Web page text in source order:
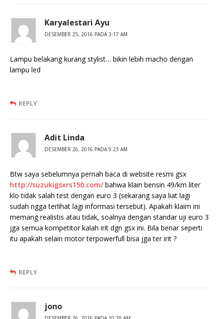
Karyalestari Ayu
DESEMBER 25, 2016 PADA 3:17 AM
Lampu belakang kurang stylist… bikin lebih macho dengan
lampu led
REPLY
Adit Linda
DESEMBER 26, 2016 PADA 9:23 AM
Btw saya sebelumnya pernah baca di website resmi gsx
http://suzukigsxrs150.com/bahwa klain bensin 49/km liter
klo tidak salah test dengan euro 3 (sekarang saya liat lagi
sudah ngga terlihat lagi informasi tersebut). Apakah klaim ini
memang realistis atau tidak, soalnya dengan standar uji euro 3
jga semua kompetitor kalah irit dgn gsx ini. Bila benar seperti
itu apakah selain motor terpowerfull bisa jga ter irit ?
REPLY
jono